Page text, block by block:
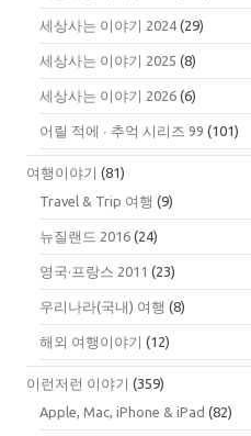
세상사는 이야기 2024 (29)
세상사는 이야기 2025 (8)
세상사는 이야기 2026 (6)
어릴 적에 ∙ 추억 시리즈 99 (101)
여행이야기 (81)
Travel & Trip 여행 (9)
뉴질랜드 2016 (24)
영국·프랑스 2011 (23)
우리나라(국내) 여행 (8)
해외 여행이야기 (12)
이런저런 이야기 (359)
Apple, Mac, iPhone & iPad (82)